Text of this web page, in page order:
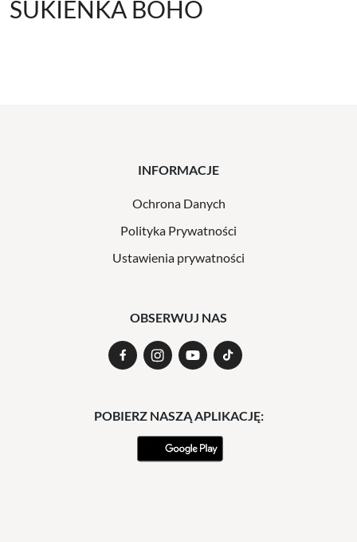
SUKIENKA BOHO
INFORMACJE
Ochrona Danych
Polityka Prywatności
Ustawienia prywatności
OBSERWUJ NAS
POBIERZ NASZĄ APLIKACJĘ: